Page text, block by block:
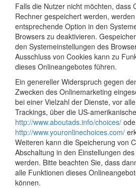
Falls die Nutzer nicht möchten, dass
Rechner gespeichert werden,
entsprechende Option in den
Browsers zu deaktivieren.
den Systemeinstellungen des
Ausschluss von Cookies kann zu
dieses Onlineangebotes führen.
Ein genereller Widerspruch gegen
Zwecken des Onlinemarketing
bei einer Vielzahl der Dienste, vor
Trackings, über die US-
http://www.aboutads.info/choices/
http://www.youronlinechoices.com/
Weiteren kann die Speicherung von
Abschaltung in den Einstellungen
werden. Bitte beachten Sie, dass
alle Funktionen dieses
können.